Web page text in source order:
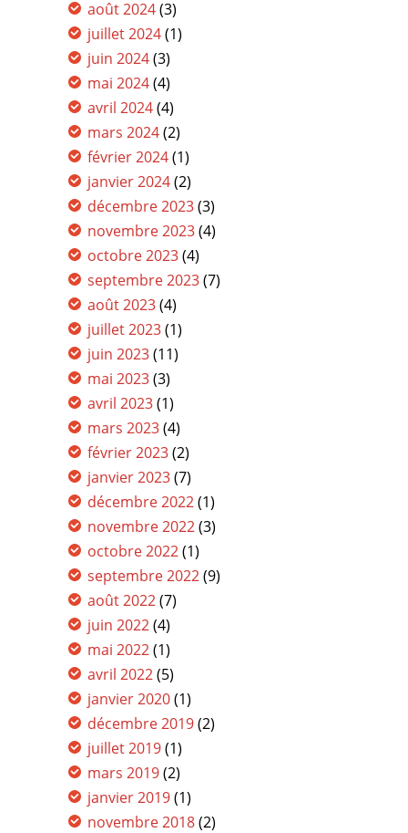
août 2024(3)
juillet 2024(1)
juin 2024(3)
mai 2024(4)
avril 2024(4)
mars 2024(2)
février 2024(1)
janvier 2024(2)
décembre 2023(3)
novembre 2023(4)
octobre 2023(4)
septembre 2023(7)
août 2023(4)
juillet 2023(1)
juin 2023(11)
mai 2023(3)
avril 2023(1)
mars 2023(4)
février 2023(2)
janvier 2023(7)
décembre 2022(1)
novembre 2022(3)
octobre 2022(1)
septembre 2022(9)
août 2022(7)
juin 2022(4)
mai 2022(1)
avril 2022(5)
janvier 2020(1)
décembre 2019(2)
juillet 2019(1)
mars 2019(2)
janvier 2019(1)
novembre 2018(2)